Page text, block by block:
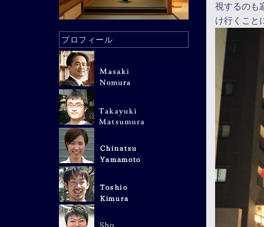
視するのも
け行くこと
プロフィール